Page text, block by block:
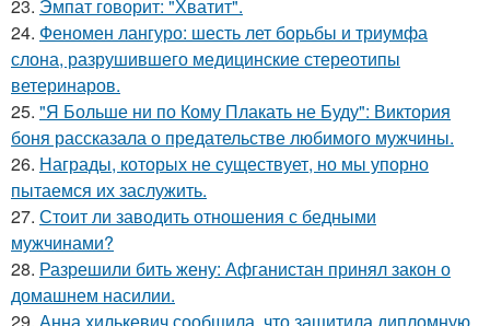
23. Эмпат говорит: "Хватит".
24. Феномен лангуро: шесть лет борьбы и триумфа
слона, разрушившего медицинские стереотипы
ветеринаров.
25. "Я Больше ни по Кому Плакать не Буду": Виктория
боня рассказала о предательстве любимого мужчины.
26. Награды, которых не существует, но мы упорно
пытаемся их заслужить.
27. Стоит ли заводить отношения с бедными
мужчинами?
28. Разрешили бить жену: Афганистан принял закон о
домашнем насилии.